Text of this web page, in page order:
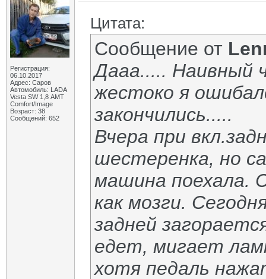
Регистрация:
06.10.2017
Адрес: Саров
Автомобиль: LADA
Vesta SW 1,8 АМТ
Comfort/Image
Возраст: 38
Сообщений: 652
Цитата:
Сообщение от
Дааа..... Наивный
жестоко я
закончились.....
Вчера при
шестеренка, но
машина поехала.
как мозги.
задней
едет, мигает
хотя педаль